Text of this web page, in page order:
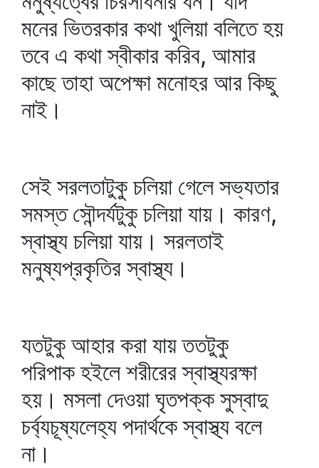
মনের ভিতরকার কথা খুলিয়া বলিতে হয়
তবে এ কথা স্বীকার করিব, আমার
কাছে তাহা অপেক্ষা মনোহর আর কিছু
নাই।
সেই সরলতাটুকু চলিয়া গেলে সভ্যতার
সমস্ত সৌন্দর্যটুকু চলিয়া যায়। কারণ,
স্বাস্থ্য চলিয়া যায়। সরলতাই
মনুষ্যপ্রকৃতির স্বাস্থ্য।
যতটুকু আহার করা যায় ততটুকু
পরিপাক হইলে শরীরের স্বাস্থ্যরক্ষা
হয়। মসলা দেওয়া ঘৃতপক্ক সুস্বাদু
চর্ব্যচূষ্যলেহ্য পদার্থকে স্বাস্থ্য বলে
না।